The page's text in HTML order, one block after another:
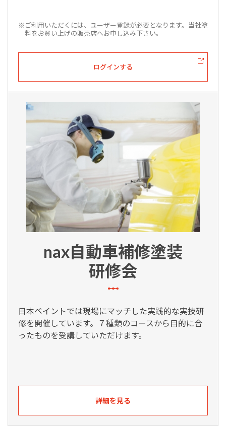
※ご利用いただくには、ユーザー登録が必要となります。当社塗
料をお買い上げの販売店へお申し込み下さい。
ログインする
nax自動車補修塗装
研修会
日本ペイントでは現場にマッチした実践的な実技研
修を開催しています。７種類のコースから目的に合
ったものを受講していただけます。
詳細を見る